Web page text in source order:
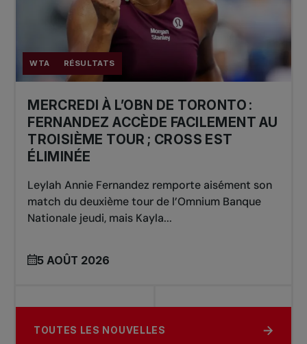
WTA RÉSULTATS
MERCREDI À L’OBN DE TORONTO :
FERNANDEZ ACCÈDE FACILEMENT AU
TROISIÈME TOUR ; CROSS EST
ÉLIMINÉE
Leylah Annie Fernandez remporte aisément son
match du deuxième tour de l’Omnium Banque
Nationale jeudi, mais Kayla...
5 AOÛT 2026
TOUTES LES NOUVELLES